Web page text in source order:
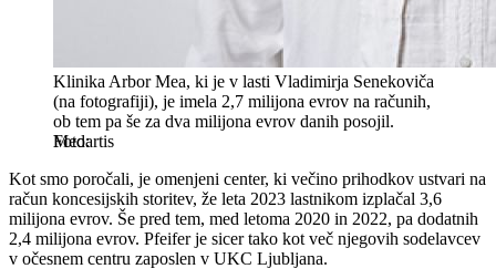
Klinika Arbor Mea, ki je v lasti Vladimirja Senekoviča
(na fotografiji), je imela 2,7 milijona evrov na računih,
ob tem pa še za dva milijona evrov danih posojil.
Medartis
Kot smo poročali, je omenjeni center, ki večino prihodkov ustvari na
račun koncesijskih storitev, že leta 2023 lastnikom izplačal 3,6
milijona evrov. Še pred tem, med letoma 2020 in 2022, pa dodatnih
2,4 milijona evrov. Pfeifer je sicer tako kot več njegovih sodelavcev
v očesnem centru zaposlen v UKC Ljubljana.